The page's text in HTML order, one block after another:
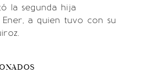
la segunda hija
Ener, a quien tuvo con su